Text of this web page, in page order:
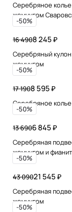
Серебряное
жемчугом
-50%
8 245 ₽
16 490
Серебряный кулон
жемчугом
-50%
8 595 ₽
17 190
Серебряное колье
-50%
6 845 ₽
13 690
Серебряная
жемчугом и
-50%
21 545 ₽
43 090
Серебряная
жемчугом
-50%